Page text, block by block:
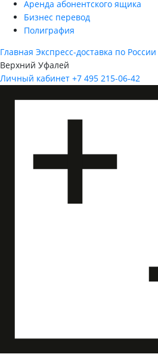
Аренда абонентского ящика
Бизнес перевод
Полиграфия
Главная Экспресс-доставка по России
Верхний Уфалей
Личный кабинет +7 495 215-06-42